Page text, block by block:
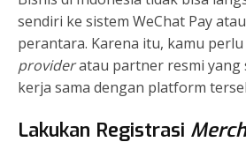
sendiri ke sistem WeChat Pay
perantara. Karena itu, kamu
provideratau partner resmi yang
kerja sama dengan platform
Lakukan Registrasi